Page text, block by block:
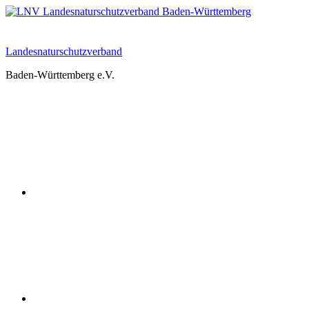
Zum
Landesnaturschutzverband
Baden-Württemberg e.V.